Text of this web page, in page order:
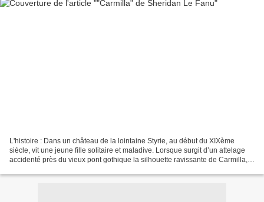
L'histoire : Dans un château de la lointaine Styrie, au début du XIXème
siècle, vit une jeune fille solitaire et maladive. Lorsque surgit d’un attelage
accidenté près du vieux pont gothique la silhouette ravissante de Carmilla,